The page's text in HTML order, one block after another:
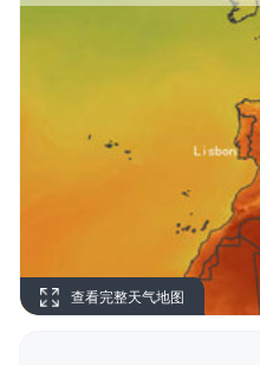
查看完整天气地图